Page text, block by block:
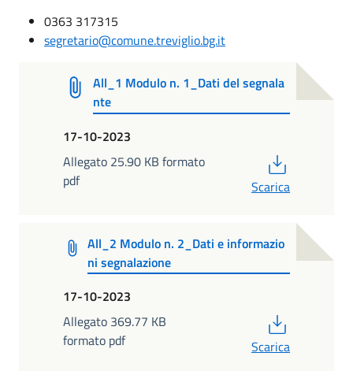
0363 317315
segretario@comune.treviglio.bg.it
All_1 Modulo n. 1_Dati del segnala
nte
17-10-2023
Allegato 25.90 KB formato
pdf
Scarica
All_2 Modulo n. 2_Dati e informazio
ni segnalazione
17-10-2023
Allegato 369.77 KB
formato pdf
Scarica